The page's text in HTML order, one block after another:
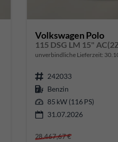
Volkswagen Polo
115 DSG LM 15"
unverbindliche Lieferzeit:
242033
Benzin
85 kW (116 PS)
31.07.2026
28.467,67 €